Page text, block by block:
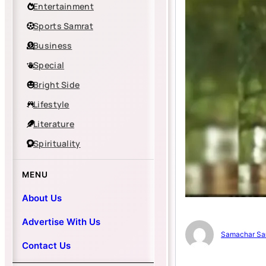
Entertainment
Sports Samrat
Business
Special
Bright Side
Lifestyle
Literature
Spirituality
MENU
About Us
Advertise With Us
Contact Us
Samachar